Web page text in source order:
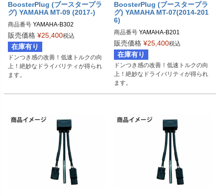
BoosterPlug (ブースタープラ
グ) YAMAHA MT-09 (2017-)
商品番号 YAMAHA-B302
BSP-TYPE-I
販売価格 ¥25,400税込
在庫有り
ドンつき感の改善！低速トルクの向
上！絶妙なドライバリティが得られ
ます。
BoosterPlug (ブースタープラ
グ) YAMAHA MT-07(2014-201
6)
商品番号 YAMAHA-B201
BSP-TYPE-I
販売価格 ¥25,400税込
在庫有り
ドンつき感の改善！低速トルクの向
上！絶妙なドライバリティが得られ
ます。